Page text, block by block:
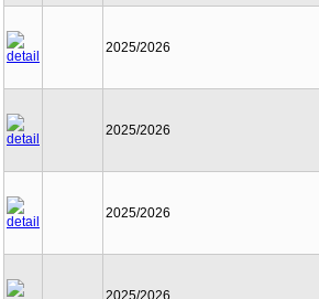
2025/2026
2025/2026
2025/2026
2025/2026